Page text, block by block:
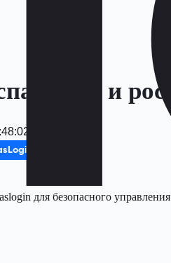
AFD и
для безопасного